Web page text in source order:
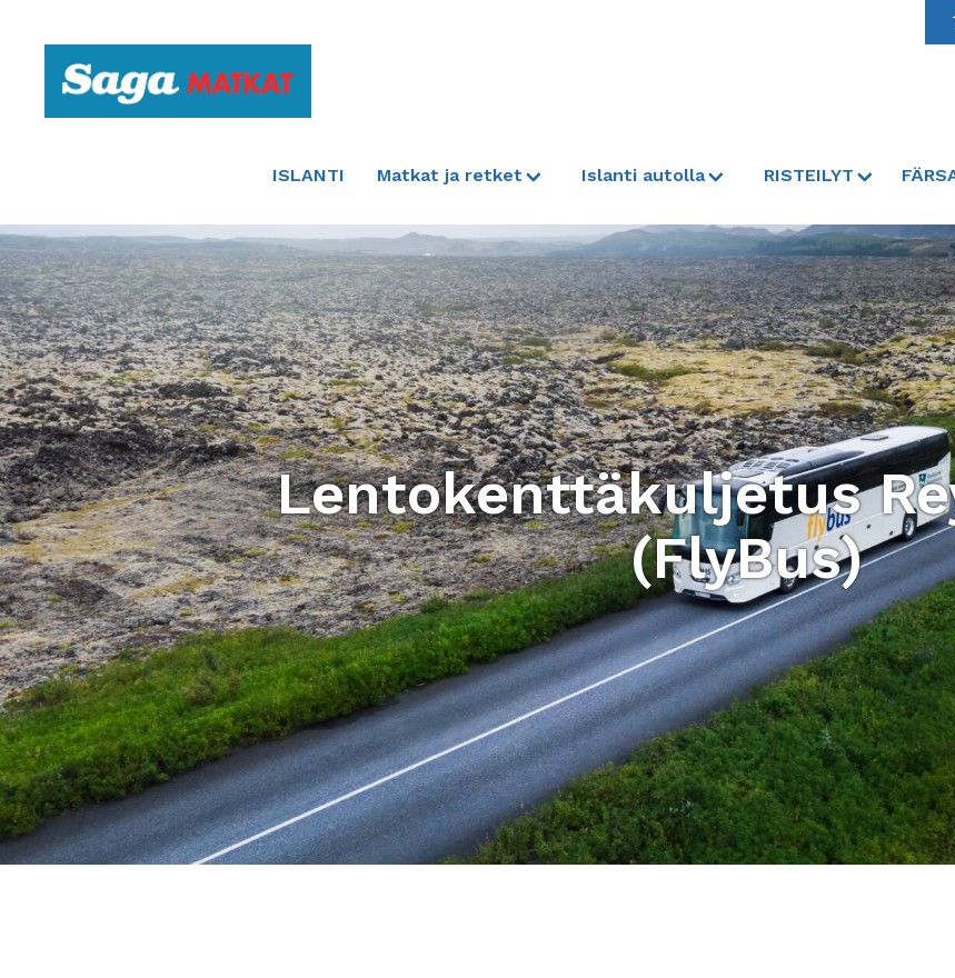
Etusivulle
ISLANTI Matkat ja retket Islanti autolla RISTEILYT
Lentokenttäkuljetus
(FlyBus)